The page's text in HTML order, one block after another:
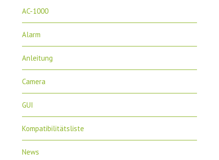
AC-1000
Alarm
Anleitung
Camera
GUI
Kompatibilitätsliste
News